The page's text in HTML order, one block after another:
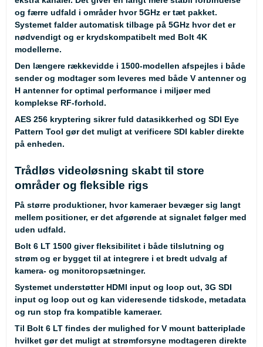
og færre udfald i områder hvor 5GHz er tæt pakket.
Systemet falder automatisk tilbage på 5GHz hvor det er
nødvendigt og er krydskompatibelt med Bolt 4K
modellerne.
Den længere rækkevidde i 1500-modellen afspejles i både
sender og modtager som leveres med både V antenner og
H antenner for optimal performance i miljøer med
komplekse RF-forhold.
AES 256 kryptering sikrer fuld datasikkerhed og SDI Eye
Pattern Tool gør det muligt at verificere SDI kabler direkte
på enheden.
Trådløs videoløsning skabt til store
områder og fleksible rigs
På større produktioner, hvor kameraer bevæger sig langt
mellem positioner, er det afgørende at signalet følger med
uden udfald.
Bolt 6 LT 1500 giver fleksibilitet i både tilslutning og
strøm og er bygget til at integrere i et bredt udvalg af
kamera- og monitoropsætninger.
Systemet understøtter HDMI input og loop out, 3G SDI
input og loop out og kan videresende tidskode, metadata
og run stop fra kompatible kameraer.
Til Bolt 6 LT findes der mulighed for V mount batteriplade
hvilket gør det muligt at strømforsyne modtageren direkte